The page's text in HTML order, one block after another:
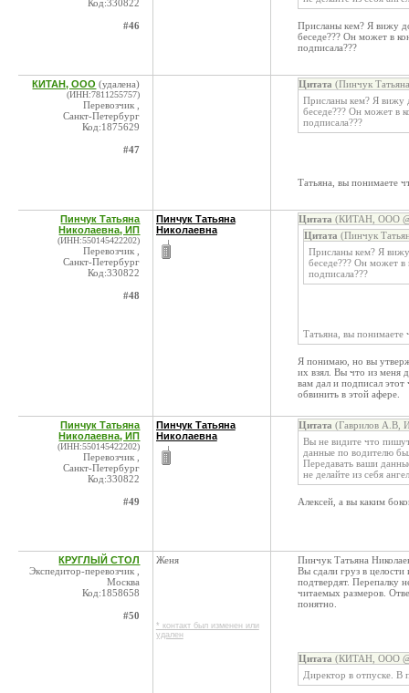
Код:330822
#46
Присланы кем? Я вижу
беседе??? Он может в
подписала???
КИТАН, ООО (удалена)
(ИНН:7811255757)
Перевозчик ,
Санкт-Петербург
Код:1875629
#47
Цитата (Пинчук
Присланы кем? Я вижу
беседе??? Он может в
подписала???
Татьяна, вы понимаете
Пинчук Татьяна
Николаевна, ИП
(ИНН:550145422202)
Перевозчик ,
Санкт-Петербург
Код:330822
#48
Пинчук Татьяна
Николаевна
Цитата (КИТАН, ООО @
Цитата (Пинчук
Присланы кем? Я
беседе??? Он может в
подписала???
Татьяна, вы понимаете
Я понимаю, но вы
их взял. Вы что из меня
вам дал и подписал
обвинить в этой афере.
Пинчук Татьяна
Николаевна, ИП
(ИНН:550145422202)
Перевозчик ,
Санкт-Петербург
Код:330822
#49
Пинчук Татьяна
Николаевна
Цитата (Гаврилов А.В,
Вы не видите что
данные по водителю
Передавать ваши
не делайте из себя
Алексей, а вы каким
КРУГЛЫЙ СТОЛ
Экспедитор-перевозчик ,
Москва
Код:1858658
#50
Женя
* контакт был изменен или
удален
Пинчук Татьяна
Вы сдали груз в
подтвердят. Перепалку
читаемых размеров.
понятно.
Цитата (КИТАН, ООО @
Директор в отпуске. В